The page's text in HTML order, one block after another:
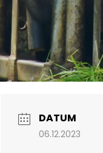
DATUM
06.12.2023